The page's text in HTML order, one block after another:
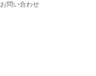
お問い合わせ